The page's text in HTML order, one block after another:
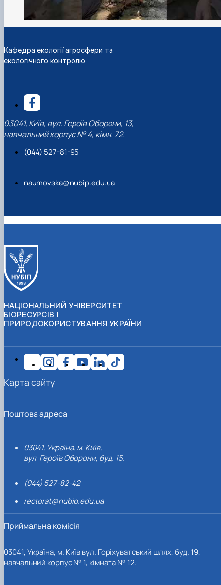
Кафедра екології агросфери та
екологічного контролю
03041, Київ, вул. Героїв Оборони, 13,
навчальний корпус № 4, кімн. 72.
(044) 527-81-95
naumovska@nubip.edu.ua
НАЦІОНАЛЬНИЙ УНІВЕРСИТЕТ
БІОРЕСУРСІВ І
ПРИРОДОКОРИСТУВАННЯ УКРАЇНИ
Поштова адреса
03041, Україна, м. Київ,
вул. Героїв Оборони, буд. 15.
(044) 527-82-42
rectorat@nubip.edu.ua
Приймальна комісія
03041, Україна, м. Київ вул. Горіхуватський шлях, буд. 19,
навчальний корпус № 1, кімната № 12.
Карта сайту